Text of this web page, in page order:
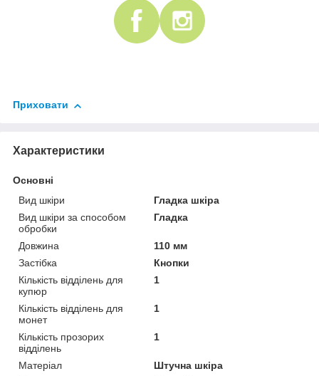
Приховати
Характеристики
Основні
Вид шкіри
Гладка шкіра
Вид шкіри за способом
обробки
Гладка
Довжина
110 мм
Застібка
Кнопки
Кількість відділень для
купюр
1
Кількість відділень для
монет
1
Кількість прозорих
відділень
1
Матеріал
Штучна шкіра